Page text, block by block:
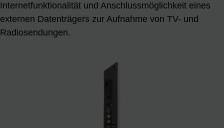
Internetfunktionalität und Anschlussmöglichkeit eines
externen Datenträgers zur Aufnahme von TV- und
Radiosendungen.